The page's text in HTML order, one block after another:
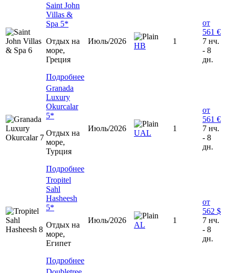
Saint John
Villas &
Spa 5*
Отдых на
море,
Греция
Подробнее
Июль/2026
HB
1
от
561 €
7 нч.
- 8
дн.
Granada
Luxury
Okurcalar
5*
Отдых на
море,
Турция
Подробнее
Июль/2026
UAL
1
от
561 €
7 нч.
- 8
дн.
Tropitel
Sahl
Hasheesh
5*
Отдых на
море,
Египет
Подробнее
Июль/2026
AL
1
от
562 $
7 нч.
- 8
дн.